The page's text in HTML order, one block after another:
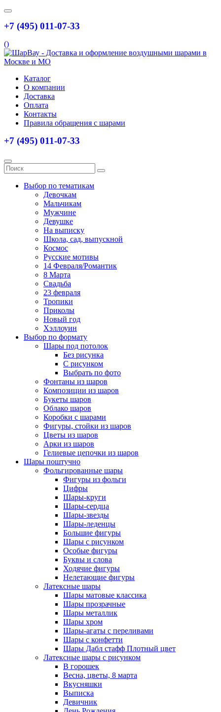
+7 (495) 011-07-33
()
Каталог
О компании
Доставка
Оплата
Контакты
Правила обращения с шарами
+7 (495) 011-07-33
Выбор по тематикам
Девочкам
Мальчикам
Мужчине
Девушке
На выписку
Школа, сад, выпускной
Космос
Русские мотивы
14 Февраля/Романтик
8 Марта
Свадьба
23 февраля
Тропики
Приколы
Новый год
Хэллоуин
Выбор по формату
Шары под потолок
Без рисунка
С рисунком
Выбрать по фото
Фонтаны из шаров
Композиции из шаров
Букеты шаров
Облако шаров
Коробки с шарами
Фигуры, стойки из шаров
Цветы из шаров
Арки из шаров
Гелиевые цепочки из шаров
Шары поштучно
Фольгированные шары
Фигуры из фольги
Цифры
Шары-круги
Шары-сердца
Шары-звезды
Шары-леденцы
Большие фигуры
Шары с рисунком
Особые фигуры
Буквы и слова
Ходячие фигуры
Нелетающие фигуры
Латексные шары
Шары матовые классика
Шары прозрачные
Шары металлик
Шары хром
Шары-агаты с переливами
Шары с конфетти
Шары Дабл стафф Плотный цвет
Латексные шары с рисунком
В горошек
Весна, цветы, 8 марта
Вкусняшки
Выписка
Девичник